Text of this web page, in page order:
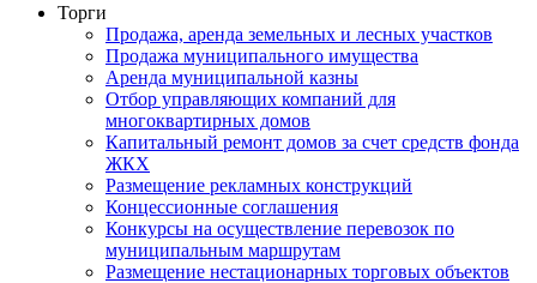
Торги
Продажа, аренда земельных и лесных участков
Продажа муниципального имущества
Аренда муниципальной казны
Отбор управляющих компаний для
многоквартирных домов
Капитальный ремонт домов за счет средств фонда
ЖКХ
Размещение рекламных конструкций
Концессионные соглашения
Конкурсы на осуществление перевозок по
муниципальным маршрутам
Размещение нестационарных торговых объектов